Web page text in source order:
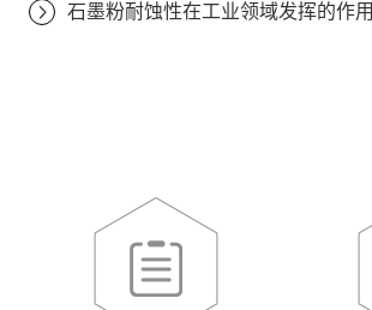
石墨粉耐蚀性在工业领域发挥的作用